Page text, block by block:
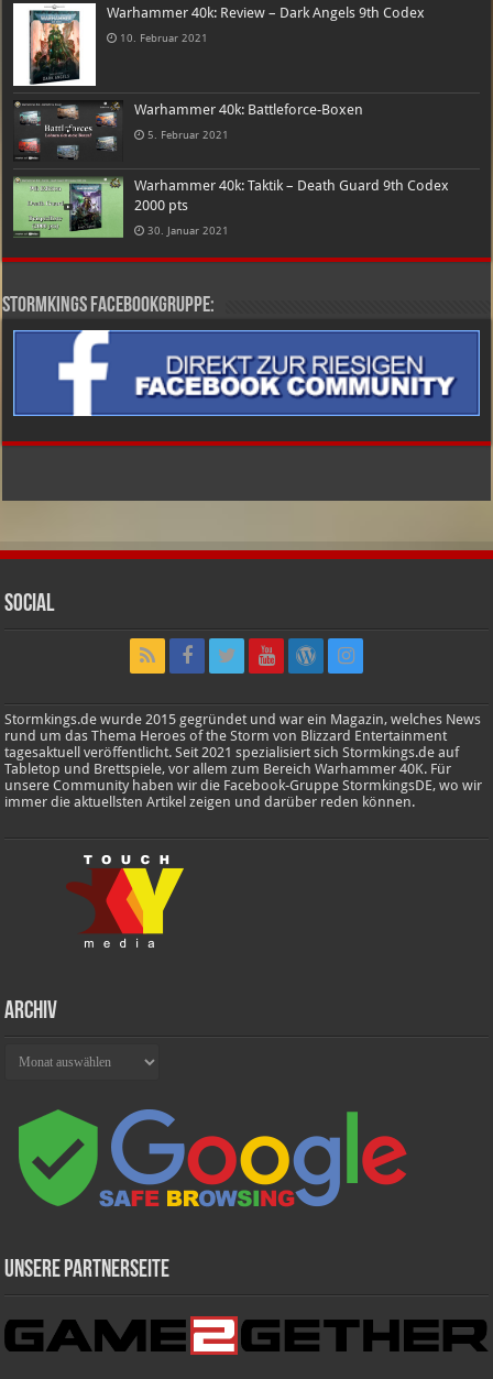
Warhammer 40k: Review – Dark Angels 9th Codex
10. Februar 2021
Warhammer 40k: Battleforce-Boxen
5. Februar 2021
Warhammer 40k: Taktik – Death Guard 9th Codex
2000 pts
30. Januar 2021
Stormkings Facebookgruppe:
Social
Stormkings.de wurde 2015 gegründet und war ein Magazin, welches News
rund um das Thema Heroes of the Storm von Blizzard Entertainment
tagesaktuell veröffentlicht. Seit 2021 spezialisiert sich Stormkings.de auf
Tabletop und Brettspiele, vor allem zum Bereich Warhammer 40K. Für
unsere Community haben wir die Facebook-Gruppe StormkingsDE, wo wir
immer die aktuellsten Artikel zeigen und darüber reden können.
Archiv
Unsere Partnerseite